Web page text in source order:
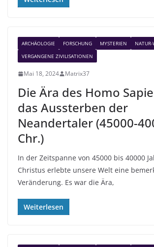
ARCHÄOLOGIE FORSCHUNG MYSTERIEN
NATUR-
VERGANGENE ZIVILISATIONEN
Mai 18, 2024 Matrix37
Die Ära des Homo
das Aussterben der
Neandertaler (45000-
Chr.)
In der Zeitspanne von 45000 bis 40000
Christus erlebte unsere Welt eine
Veränderung. Es war die Ära,
Weiterlesen